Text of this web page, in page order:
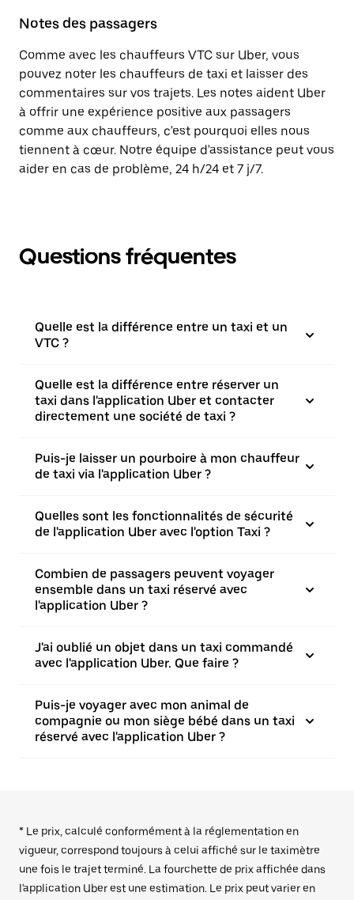
Notes des passagers
Comme avec les chauffeurs VTC sur Uber, vous
pouvez noter les chauffeurs de taxi et laisser des
commentaires sur vos trajets. Les notes aident Uber
à offrir une expérience positive aux passagers
comme aux chauffeurs, c'est pourquoi elles nous
tiennent à cœur. Notre équipe d'assistance peut vous
aider en cas de problème, 24 h/24 et 7 j/7.
Questions fréquentes
Quelle est la différence entre un taxi et un
VTC ?
Quelle est la différence entre réserver un
taxi dans l'application Uber et contacter
directement une société de taxi ?
Puis-je laisser un pourboire à mon chauffeur
de taxi via l'application Uber ?
Quelles sont les fonctionnalités de sécurité
de l'application Uber avec l'option Taxi ?
Combien de passagers peuvent voyager
ensemble dans un taxi réservé avec
l'application Uber ?
J'ai oublié un objet dans un taxi commandé
avec l'application Uber. Que faire ?
Puis-je voyager avec mon animal de
compagnie ou mon siège bébé dans un taxi
réservé avec l'application Uber ?
* Le prix, calculé conformément à la réglementation en
vigueur, correspond toujours à celui affiché sur le taximètre
une fois le trajet terminé. La fourchette de prix affichée dans
l'application Uber est une estimation. Le prix peut varier en